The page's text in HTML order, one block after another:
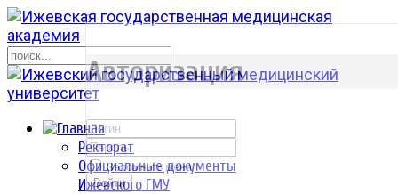
Ректорат
Официальные документы
Ижевского ГМУ
р
Авторизация
Запомнить меня
Войти